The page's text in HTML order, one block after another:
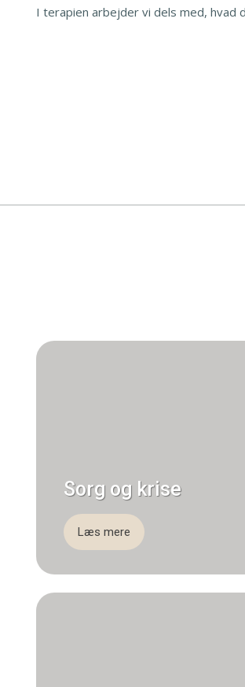
I terapien arbejder vi dels med, hvad
Sorg og krise
Læs mere